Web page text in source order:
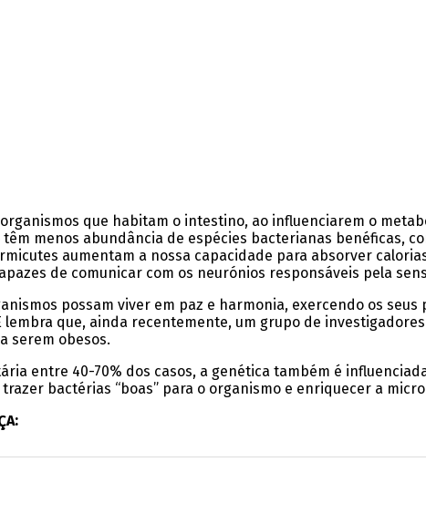
que habitam o intestino, ao influenciarem o
têm menos abundância de espécies bacterianas
aumentam a nossa capacidade para absorver
de comunicar com os neurónios responsáveis pela
possam viver em paz e harmonia, exercendo os
que, ainda recentemente, um grupo de
serem obesos.
entre 40-70% dos casos, a genética também é
bactérias “boas” para o organismo e enriquecer a